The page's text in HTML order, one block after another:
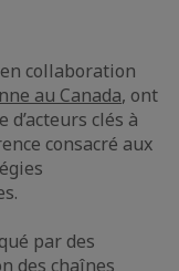
collaboration
au Canada, ont
clés à
consacré aux
par des
des chaînes